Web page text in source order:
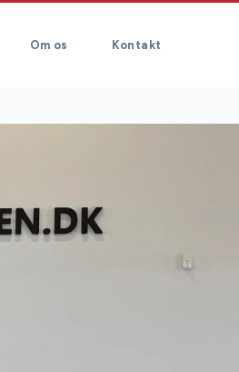
Om os Kontakt